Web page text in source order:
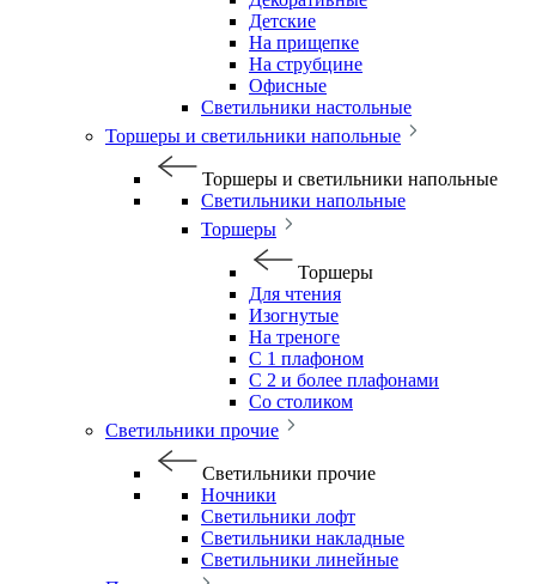
Детские
На прищепке
На струбцине
Офисные
Светильники настольные
Торшеры и светильники напольные
Торшеры и светильники напольные
Светильники напольные
Торшеры
Торшеры
Для чтения
Изогнутые
На треноге
С 1 плафоном
С 2 и более плафонами
Со столиком
Светильники прочие
Светильники прочие
Ночники
Светильники лофт
Светильники накладные
Светильники линейные